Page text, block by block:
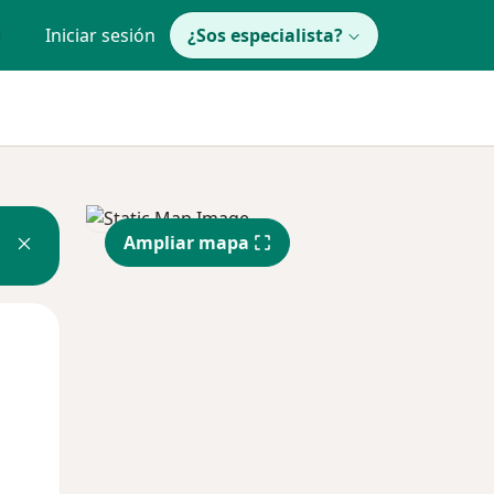
Iniciar sesión ¿Sos especialista?
Ampliar mapa